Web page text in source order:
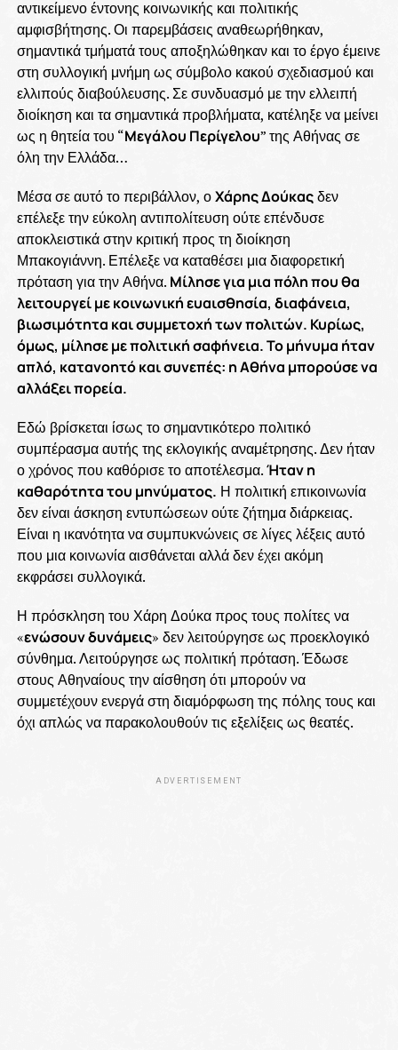
αντικείμενο έντονης κοινωνικής και πολιτικής
αμφισβήτησης. Οι παρεμβάσεις αναθεωρήθηκαν,
σημαντικά τμήματά τους αποξηλώθηκαν και το έργο έμεινε
στη συλλογική μνήμη ως σύμβολο κακού σχεδιασμού και
ελλιπούς διαβούλευσης. Σε συνδυασμό με την ελλειπή
διοίκηση και τα σημαντικά προβλήματα, κατέληξε να μείνει
ως η θητεία του “Μεγάλου Περίγελου” της Αθήνας σε
όλη την Ελλάδα…
Μέσα σε αυτό το περιβάλλον, οΧάρης Δούκαςδεν
επέλεξε την εύκολη αντιπολίτευση ούτε επένδυσε
αποκλειστικά στην κριτική προς τη διοίκηση
Μπακογιάννη. Επέλεξε να καταθέσει μια διαφορετική
πρόταση για την Αθήνα. Μίλησε για μια πόλη που θα
λειτουργεί με κοινωνική ευαισθησία, διαφάνεια,
βιωσιμότητα και συμμετοχή των πολιτών. Κυρίως,
όμως, μίλησε με πολιτική σαφήνεια. Το μήνυμα ήταν
απλό, κατανοητό και συνεπές: η Αθήνα μπορούσε να
αλλάξει πορεία.
Εδώ βρίσκεται ίσως το σημαντικότερο πολιτικό
συμπέρασμα αυτής της εκλογικής αναμέτρησης. Δεν ήταν
ο χρόνος που καθόρισε το αποτέλεσμα.Ήταν η
καθαρότητα του μηνύματος. Η πολιτική επικοινωνία
δεν είναι άσκηση εντυπώσεων ούτε ζήτημα διάρκειας.
Είναι η ικανότητα να συμπυκνώνεις σε λίγες λέξεις αυτό
που μια κοινωνία αισθάνεται αλλά δεν έχει ακόμη
εκφράσει συλλογικά.
Η πρόσκληση του Χάρη Δούκα προς τους πολίτες να
«ενώσουν δυνάμεις» δεν λειτούργησε ως προεκλογικό
σύνθημα. Λειτούργησε ως πολιτική πρόταση. Έδωσε
στους Αθηναίους την αίσθηση ότι μπορούν να
συμμετέχουν ενεργά στη διαμόρφωση της πόλης τους και
όχι απλώς να παρακολουθούν τις εξελίξεις ως θεατές.
ADVERTISEMENT